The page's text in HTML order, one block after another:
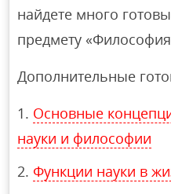
найдете много
предмету
Дополнительные
Основные
науки и философии
Функции науки в